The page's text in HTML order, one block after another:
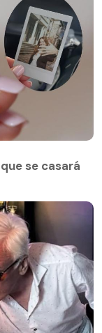
se casará